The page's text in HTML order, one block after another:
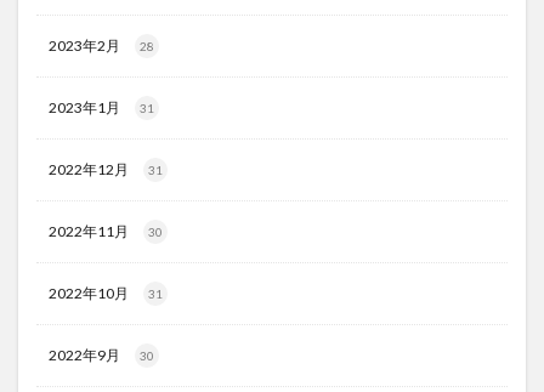
2023年2月 28
2023年1月 31
2022年12月 31
2022年11月 30
2022年10月 31
2022年9月 30